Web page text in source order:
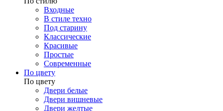
Входные
В стиле техно
Под старину
Классические
Красивые
Простые
Современные
По цвету
По цвету
Двери белые
Двери вишневые
Двери желтые